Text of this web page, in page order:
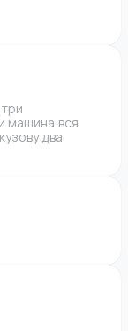
машина вся
два